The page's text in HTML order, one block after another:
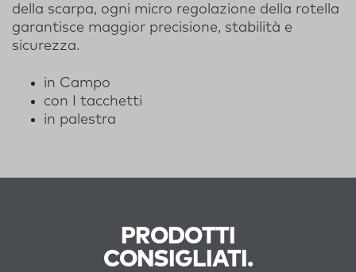
della scarpa, ogni micro regolazione della rotella
garantisce maggior precisione, stabilità e
sicurezza.
in Campo
con I tacchetti
in palestra
PRODOTTI
CONSIGLIATI.